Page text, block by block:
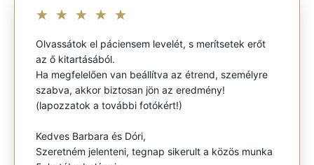
★ ★ ★ ★ ★
Olvassátok el páciensem levelét, s merítsetek erőt
az ő kitartásából.
Ha megfelelően van beállítva az étrend, személyre
szabva, akkor biztosan jön az eredmény!
(lapozzatok a további fotókért!)
Kedves Barbara és Dóri,
Szeretném jelenteni, tegnap sikerult a közös munka